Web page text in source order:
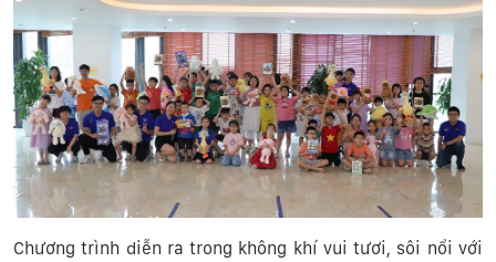
Chương trình diễn ra trong không khí vui tươi, sôi nổi với